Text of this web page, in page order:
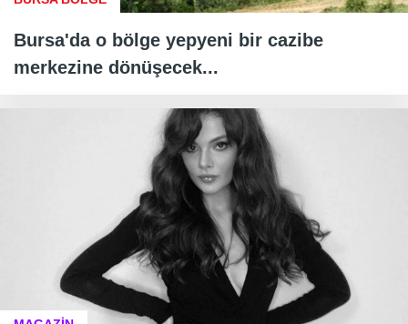
Bursa'da o bölge yepyeni bir cazibe
merkezine dönüşecek...